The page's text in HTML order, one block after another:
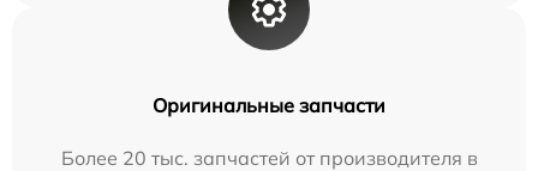
Оригинальные запчасти
Более 20 тыс. запчастей от производителя в